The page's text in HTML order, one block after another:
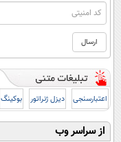
اعتبارسنجی دیزل ژنراتور بوکینگ
از سراسر وب